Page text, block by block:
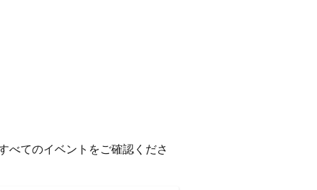
べてのイベントをご確認くださ